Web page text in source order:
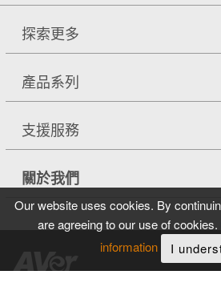
探索更多
產品系列
支援服務
關於我們
Our website uses cookies. By
are agreeing to our use of cookies.
information
I